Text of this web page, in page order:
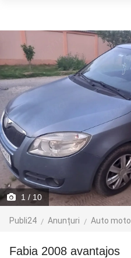
1 / 10
Publi24 Anunțuri Auto moto
Fabia 2008 avantajos